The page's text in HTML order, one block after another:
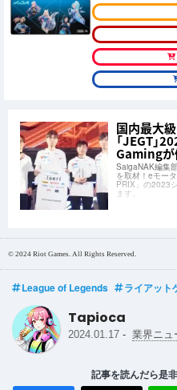
国内最大
「JEGT」
Gamingが
SaigaNAK編集
を取材！eモー
PRIX」の2023
ます。
© 2024 Riot Games. All Rights Reserved.
League of Legends ライアット
Tapioca
2024.01.17 - 業界ニュ
記事を読んだら是